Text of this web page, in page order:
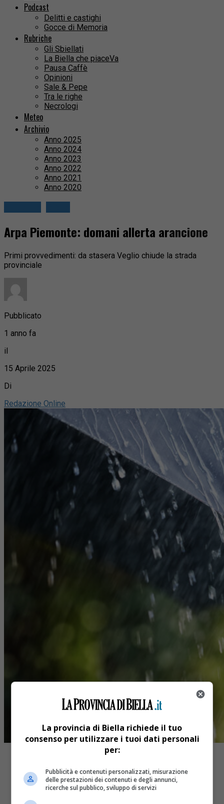
Podcast
Delitti e castighi
Gocce di Memoria
Rubriche
Gli Sbiellati
La Biella che piaceVa
Pausa Caffè
Opinioni
Sale & Pepe
Tra le righe
Necrologi
Meteo
Archivio
Anno 2025
Anno 2024
Anno 2023
Anno 2022
Anno 2021
Anno 2020
Arpa Piemonte: domani allerta arancione
Primi provvedimenti: da stasera Veglio chiude la strada
provinciale
Pubblicato
1 anno fa
il
15 Aprile 2025
Di
Redazione Online
La provincia di Biella richiede il tuo
consenso per utilizzare i tuoi dati personali
per:
Pubblicità e contenuti personalizzati, misurazione
delle prestazioni dei contenuti e degli annunci,
ricerche sul pubblico, sviluppo di servizi